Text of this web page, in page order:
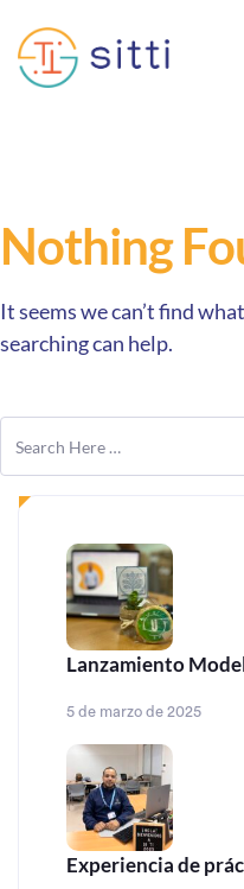
Nothing
It seems we can’t find
searching can help.
Lanzamiento
5 de marzo de 2025
Experiencia de